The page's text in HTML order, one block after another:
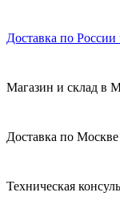
Доставка по
Магазин и склад в
Доставка по
Техническая